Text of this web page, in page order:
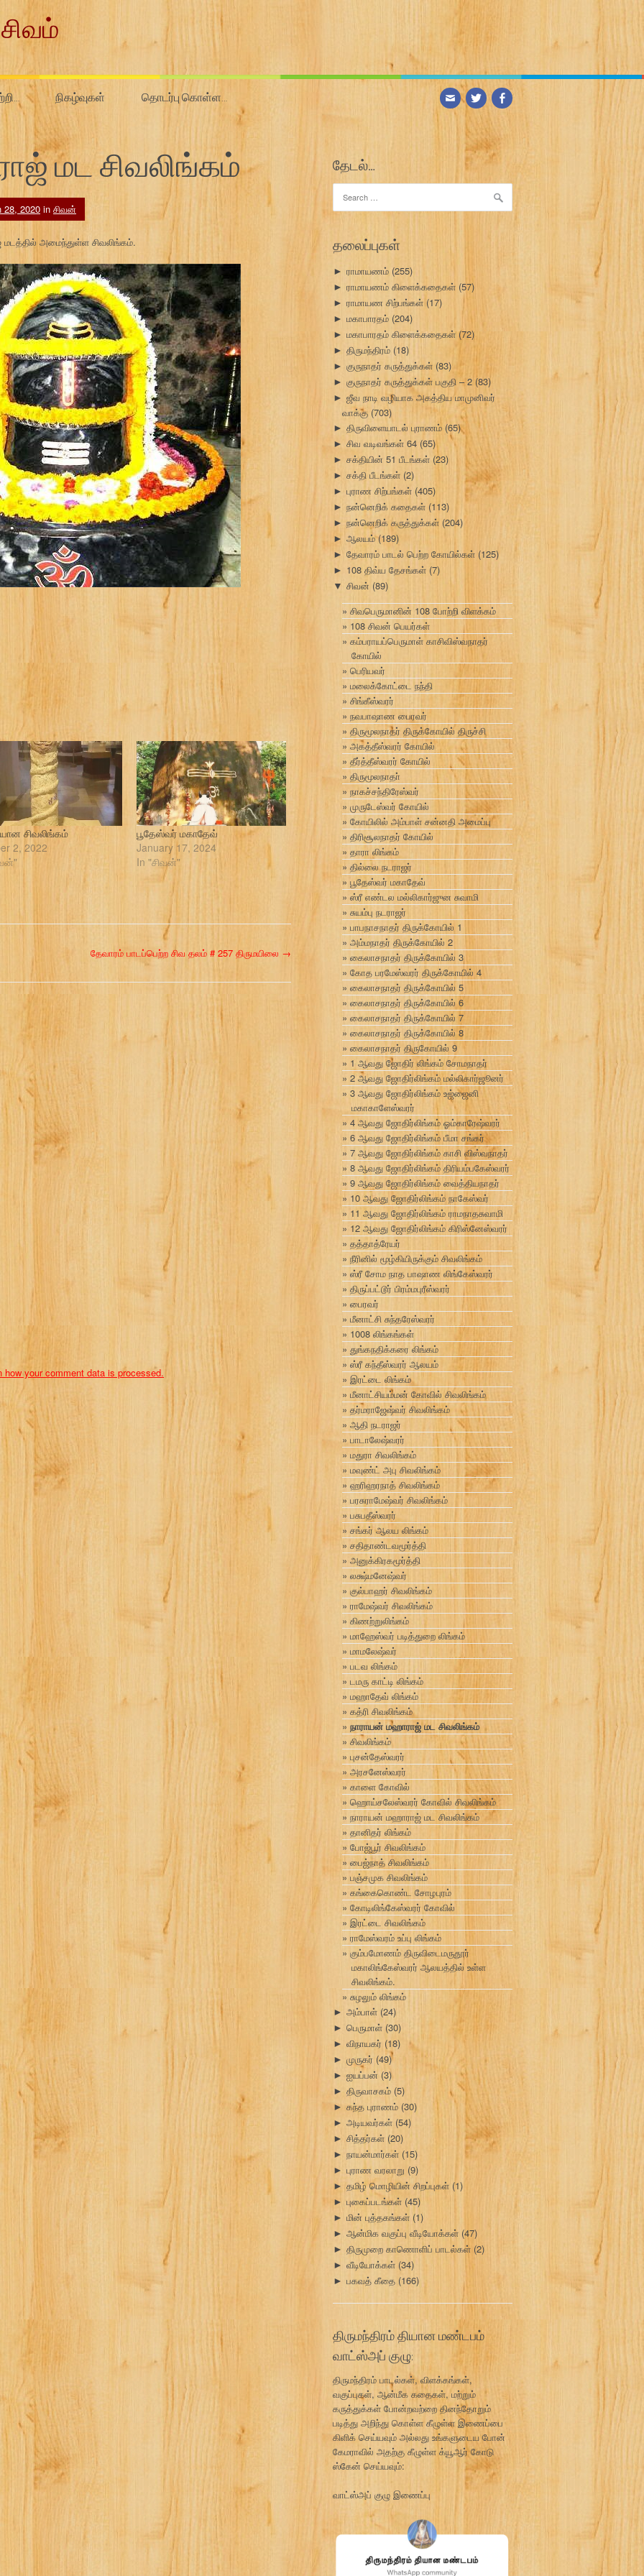
நிகழ்வுகள் தொடர்பு கொள்ள…
மட சிவலிங்கம்
28, 2020 in சிவன்
மடத்தில் அமைந்துள்ள சிவலிங்கம்.
சிவலிங்கம்
2, 2022
பூதேஸ்வர் மகாதேவ்
January 17, 2024
In "சிவன்"
தேவாரம் பாடப்பெற்ற சிவ தலம் # 257 திருமயிலை →
how your comment data is processed.
தேடல்…
for:
தலைப்புகள்
► ராமாயணம் (255)
► ராமாயணம் கிளைக்கதைகள் (57)
► ராமாயண சிற்பங்கள் (17)
► மகாபாரதம் (204)
► மகாபாரதம் கிளைக்கதைகள்(72)
► திருமந்திரம் (18)
► குருநாதர் கருத்துக்கள் (83)
► குருநாதர் கருத்துக்கள் பகுதி – 2 (83)
► ஜீவ நாடி வழியாக அகத்திய மாமுனிவர்
வாக்கு (703)
► திருவிளையாடல் புராணம் (65)
► சிவ வடிவங்கள் 64 (65)
► சக்தியின் 51 பீடங்கள் (23)
► சக்தி பீடங்கள் (2)
► புராண சிற்பங்கள் (405)
► நன்னெறிக் கதைகள் (113)
► நன்னெறிக் கருத்துக்கள் (204)
► ஆலயம்(189)
► தேவாரம் பாடல் பெற்ற கோயில்கள் (125)
► 108 திவ்ய தேசங்கள் (7)
▼ சிவன் (89)
சிவபெருமானின் 108 போற்றி விளக்கம்
108 சிவன் பெயர்கள்
கம்பராயப்பெருமாள் காசிவிஸ்வநாதர்
கோயில்
பெரியவர்
மலைக்கோட்டை நந்தி
சிங்கீஸ்வரர்
நவபாஷாண பைரவர்
திருமூலநாதர் திருக்கோயில் திருச்சி
அகத்தீஸ்வரர் கோயில்
தீர்த்தீஸ்வரர் கோயில்
திருமூலநாதா்
நாகச்சந்திரேஸ்வர்
முருடேஸ்வர் கோயில்
கோயிலில் அம்பாள் சன்னதி அமைப்பு
திரிசூலநாதர் கோயில்
தாரா லிங்கம்
தில்லை நடராஜர்
பூதேஸ்வர் மகாதேவ்
ஸ்ரீ எண்டல மல்லிகார்ஜுன சுவாமி
சுயம்பு நடராஜர்
பாபநாசநாதர் திருக்கோயில் 1
அம்மநாதர் திருக்கோயில் 2
கைலாசநாதர் திருக்கோயில் 3
கோத பரமேஸ்வரர் திருக்கோயில் 4
கைலாசநாதர் திருக்கோயில் 5
கைலாசநாதர் திருக்கோயில் 6
கைலாசநாதர் திருக்கோயில் 7
கைலாசநாதர் திருக்கோயில் 8
கைலாசநாதர் திருகோயில் 9
1 ஆவது ஜோதிர் லிங்கம் சோமநாதர்
2 ஆவது ஜோதிர்லிங்கம் மல்லிகார்ஜூனர்
3 ஆவது ஜோதிர்லிங்கம் உஜ்ஜைனி
மகாகாளேஸ்வரர்
4 ஆவது ஜோதிர்லிங்கம் ஓம்காரேஷ்வரர்
6 ஆவது ஜோதிர்லிங்கம் பீமா சங்கர்
7 ஆவது ஜோதிர்லிங்கம் காசி விஸ்வநாதர்
8 ஆவது ஜோதிர்லிங்கம் திரியம்பகேஸ்வரர்
9 ஆவது ஜோதிர்லிங்கம் வைத்தியநாதர்
10 ஆவது ஜோதிர்லிங்கம் நாகேஸ்வர்
11 ஆவது ஜோதிர்லிங்கம் ராமநாதசுவாமி
12 ஆவது ஜோதிர்லிங்கம் கிரிஸ்னேஸ்வரர்
தத்தாத்ரேயர்
நீரினில் மூழ்கியிருக்கும் சிவலிங்கம்
ஸ்ரீ சோம நாத பாஷாண லிங்கேஸ்வரர்
திருப்பட்டூர் பிரம்மபுரீஸ்வரர்
பைரவர்
மீனாட்சி சுந்தரேஸ்வரர்
1008 லிங்கங்கள்
துங்கநதிக்கரை லிங்கம்
ஸ்ரீ கந்தீஸ்வரர் ஆலயம்
இரட்டை லிங்கம்
மீனாட்சியம்மன் கோவில் சிவலிங்கம்
தர்மராஜேஷ்வர் சிவலிங்கம்
ஆதி நடராஜர்
பாடாலேஷ்வரர்
மதுரா சிவலிங்கம்
மவுண்ட் அபு சிவலிங்கம்
ஹரிஹரநாத் சிவலிங்கம்
பரசுராமேஷ்வர் சிவலிங்கம்
பசுபதீஸ்வரர்
சங்கர் ஆலய லிங்கம்
சதிதாண்டவமூர்த்தி
அனுக்கிரகமூர்த்தி
லக்ஷ்மனேஷ்வர்
குல்பாஹர் சிவலிங்கம்
ராமேஷ்வர் சிவலிங்கம்
கிணற்றுலிங்கம்
மாஹேஸ்வர் படித்துறை லிங்கம்
மாமலேஷ்வர்
படவ லிங்கம்
டமரு காட்டி லிங்கம்
மஹாதேவ் லிங்கம்
கத்ரி சிவலிங்கம்
நாராயன் மஹாராஜ் மட சிவலிங்கம்
சிவலிங்கம்
புசன்தேஸ்வரர்
அரசனேஸ்வரர்
காளை கோவில்
ஹொய்சலேஸ்வரர் கோவில் சிவலிங்கம்
நாராயன் மஹாராஜ் மட சிவலிங்கம்
தானிதர் லிங்கம்
போஜ்பூர் சிவலிங்கம்
பைஜ்நாத் சிவலிங்கம்
பஞ்சமுக சிவலிங்கம்
கங்கைகொண்ட சோழபுரம்
கோடிலிங்கேஸ்வரர் கோவில்
இரட்டை சிவலிங்கம்
ராமேஸ்வரம் உப்பு லிங்கம்
கும்பமோணம் திருவிடைமருதூர்
மகாலிங்கேஸ்வரர் ஆலயத்தில் உள்ள
சிவலிங்கம்.
சுழலும் லிங்கம்
► அம்பாள் (24)
► பெருமாள் (30)
► விநாயகர் (18)
► முருகர் (49)
► ஐயப்பன் (3)
► திருவாசகம் (5)
► கந்த புராணம் (30)
► அடியவர்கள் (54)
► சித்தர்கள் (20)
► நாயன்மார்கள் (15)
► புராண வரலாறு (9)
► தமிழ் மொழியின் சிறப்புகள் (1)
► புகைப்படங்கள் (45)
► மின் புத்தகங்கள் (1)
► ஆன்மிக வகுப்பு வீடியோக்கள் (47)
► திருமுறை காணொளிப் பாடல்கள் (2)
► வீடியோக்கள் (34)
► பகவத் கீதை (166)
திருமந்திரம் தியான மண்டபம்
வாட்ஸ்அப் குழு:
திருமந்திரம் பாடல்கள், விளக்கங்கள்,
வகுப்புகள், ஆன்மீக கதைகள், மற்றும்
கருத்துக்கள் போன்றவற்றை தினந்தோறும்
படித்து அறிந்து கொள்ள கீழுள்ள இணைப்பை
கிளிக் செய்யவும் அல்லது உங்களுடைய போன்
கேமராவில் அதற்கு கீழுள்ள க்யூஆர் கோடு
ஸ்கேன் செய்யவும்:
வாட்ஸ்அப் குழு இணைப்பு